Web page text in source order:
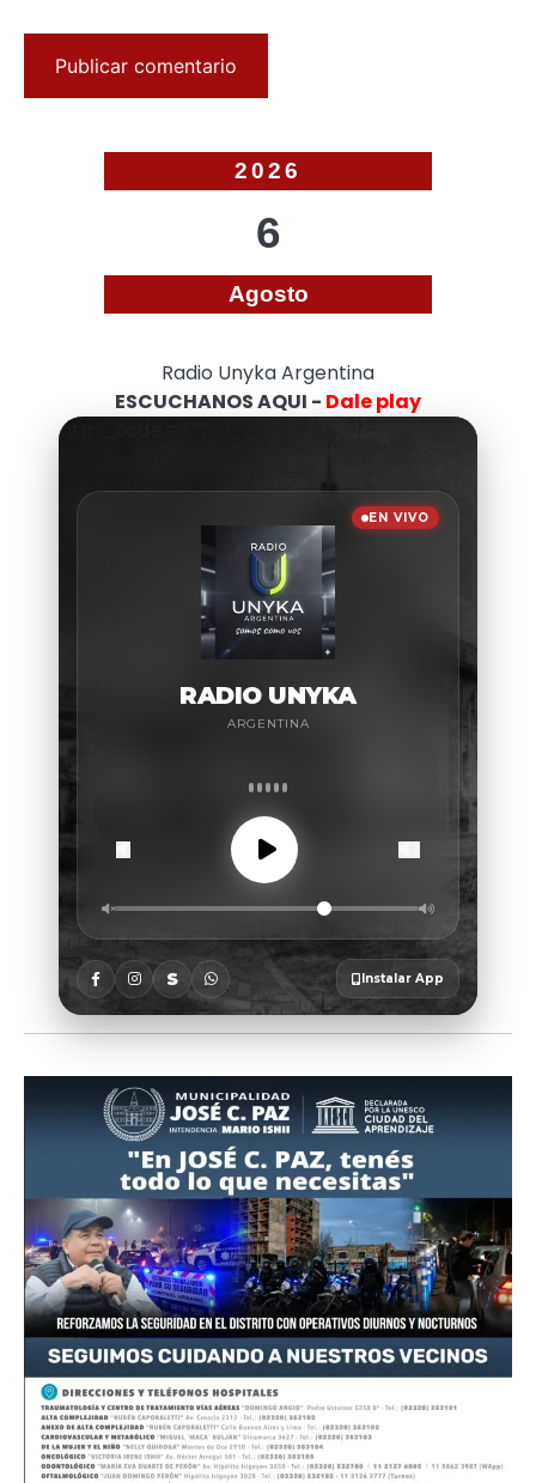
2026
6
Agosto
Radio Unyka Argentina
ESCUCHANOS AQUI - Dale play